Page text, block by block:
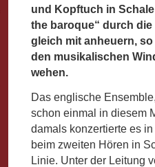
und Kopftuch in
the baroque“ durch
gleich mit anheuern,
den musikalischen
wehen.
Das englische
schon einmal in diesem
damals konzertierte es
beim zweiten Hören in
Linie. Unter der Leitung